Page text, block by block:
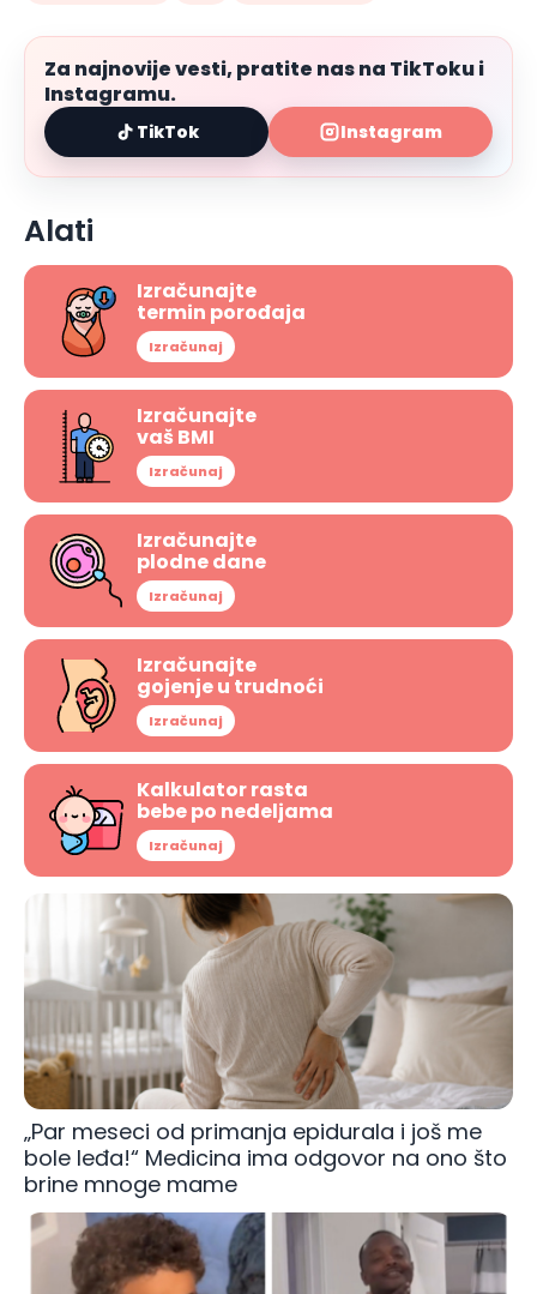
Za najnovije vesti, pratite nas na TikToku i
Instagramu.
TikTok Instagram
Alati
Izračunajte
termin porođaja
Izračunaj
Izračunajte
vaš BMI
Izračunaj
Izračunajte
plodne dane
Izračunaj
Izračunajte
gojenje u trudnoći
Izračunaj
Kalkulator rasta
bebe po nedeljama
Izračunaj
„Par meseci od primanja epidurala i još me
bole leđa!“ Medicina ima odgovor na ono što
brine mnoge mame